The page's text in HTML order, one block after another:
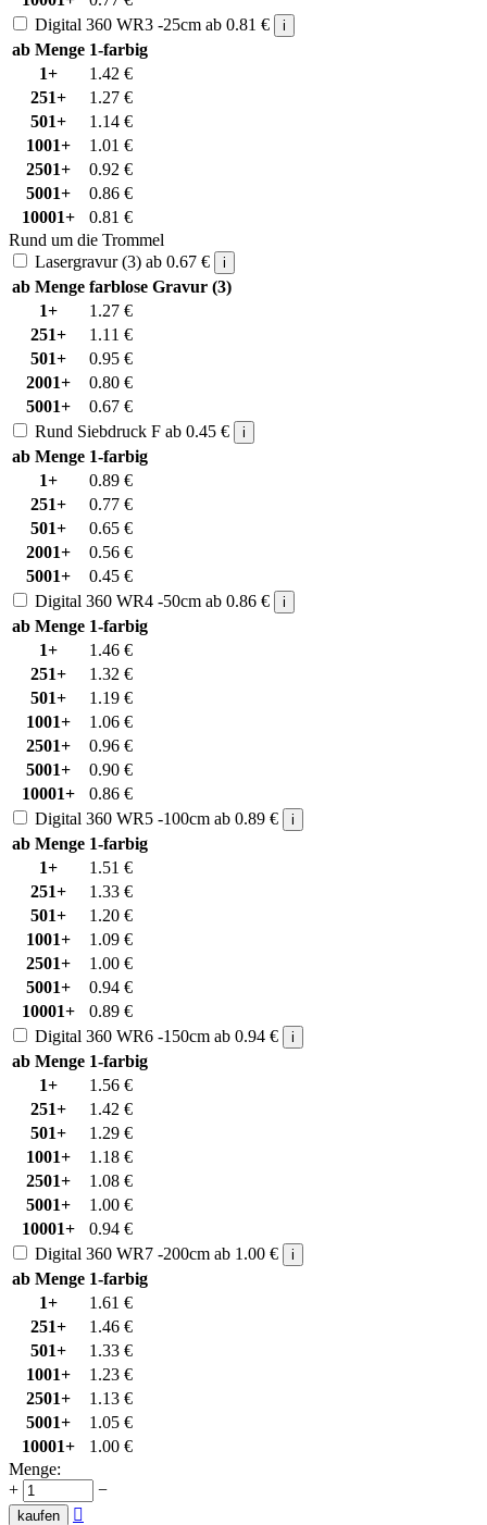
Digital 360 WR3 -25cm ab 0.81 € i
ab Menge 1-farbig
1+
1.42 €
251+
1.27 €
501+
1.14 €
1001+
1.01 €
2501+
0.92 €
5001+
0.86 €
10001+
0.81 €
Rund um die Trommel
Lasergravur (3) ab 0.67 € i
ab Menge farblose Gravur (3)
1+
1.27 €
251+
1.11 €
501+
0.95 €
2001+
0.80 €
5001+
0.67 €
Rund Siebdruck F ab 0.45 € i
ab Menge 1-farbig
1+
0.89 €
251+
0.77 €
501+
0.65 €
2001+
0.56 €
5001+
0.45 €
Digital 360 WR4 -50cm ab 0.86 € i
ab Menge 1-farbig
1+
1.46 €
251+
1.32 €
501+
1.19 €
1001+
1.06 €
2501+
0.96 €
5001+
0.90 €
10001+
0.86 €
Digital 360 WR5 -100cm ab 0.89 € i
ab Menge 1-farbig
1+
1.51 €
251+
1.33 €
501+
1.20 €
1001+
1.09 €
2501+
1.00 €
5001+
0.94 €
10001+
0.89 €
Digital 360 WR6 -150cm ab 0.94 € i
ab Menge 1-farbig
1+
1.56 €
251+
1.42 €
501+
1.29 €
1001+
1.18 €
2501+
1.08 €
5001+
1.00 €
10001+
0.94 €
Digital 360 WR7 -200cm ab 1.00 € i
ab Menge 1-farbig
1+
1.61 €
251+
1.46 €
501+
1.33 €
1001+
1.23 €
2501+
1.13 €
5001+
1.05 €
10001+
1.00 €
Menge:
+
−
kaufen
